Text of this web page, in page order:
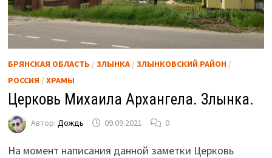
БРЯНСКАЯ ОБЛАСТЬ / ЗЛЫНКА/ ЗЛЫНКОВСКИЙ РАЙОН/
РОССИЯ / ХРАМЫ
Церковь Михаила Архангела. Злынка.
Автор: Дождь 09.09.2021 0
На момент написания данной заметки Церковь